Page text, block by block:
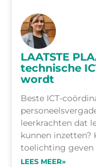
LAATSTE
technische
wordt
Beste ICT-
leerkrachten dat
kunnen inzetten?
toelichting geven
LEES MEER»